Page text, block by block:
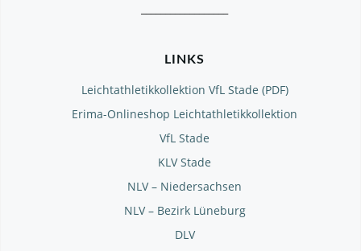
LINKS
Leichtathletikkollektion VfL Stade (PDF)
Erima-Onlineshop Leichtathletikkollektion
VfL Stade
KLV Stade
NLV – Niedersachsen
NLV – Bezirk Lüneburg
DLV